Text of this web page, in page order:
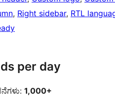
, Right sidebar, RTL
per day
1,000+